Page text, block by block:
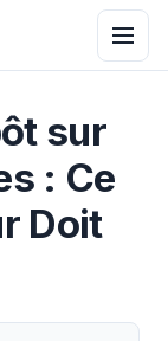
sur
: Ce
Doit